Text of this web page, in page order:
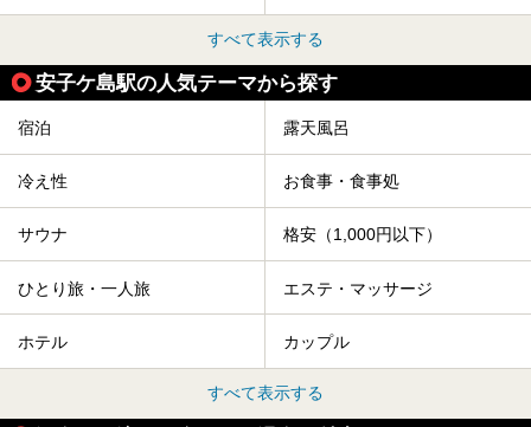
すべて表示する
安子ケ島駅の人気テーマから探す
宿泊 露天風呂
冷え性 お食事・食事処
サウナ 格安（1,000円以下）
ひとり旅・一人旅 エステ・マッサージ
ホテル カップル
すべて表示する